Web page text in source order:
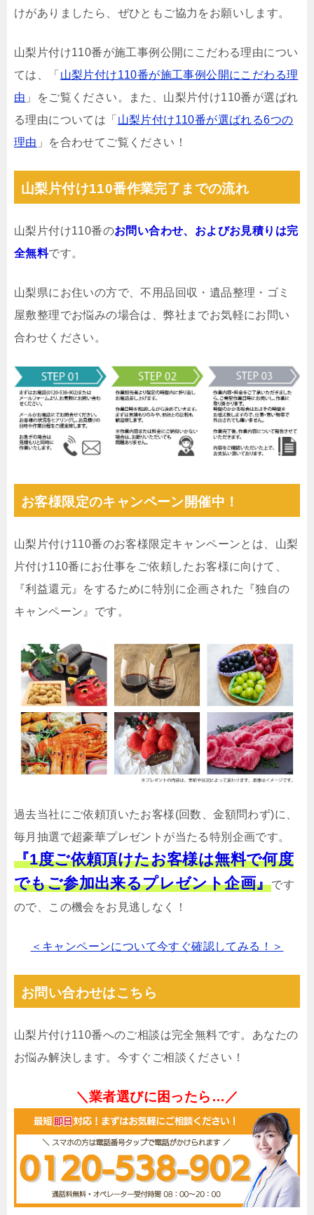
けがありましたら、ぜひともご協力をお願いします。
山梨片付け110番が施工事例公開にこだわる理由につい
ては、「 山梨片付け110番が施工事例公開にこだわる理
由 」をご覧ください。また、山梨片付け110番が選ばれ
る理由については「 山梨片付け110番が選ばれる6つの
理由 」を合わせてご覧ください！
山梨片付け110番作業完了までの流れ
山梨片付け110番のお問い合わせ、およびお見積りは完
全無料です。
山梨県にお住いの方で、不用品回収・遺品整理・ゴミ
屋敷整理でお悩みの場合は、弊社までお気軽にお問い
合わせください。
お客様限定のキャンペーン開催中！
山梨片付け110番のお客様限定キャンペーンとは、山梨
片付け110番にお仕事をご依頼したお客様に向けて、
『利益還元』をするために特別に企画された『独自の
キャンペーン』です。
過去当社にご依頼頂いたお客様(回数、金額問わず)に、
毎月抽選で超豪華プレゼントが当たる特別企画です。
『1度ご依頼頂けたお客様は無料で何度
でもご参加出来るプレゼント企画』です
ので、この機会をお見逃しなく！
＜キャンペーンについて今すぐ確認してみる！＞
お問い合わせはこちら
山梨片付け110番へのご相談は完全無料です。あなたの
お悩み解決します。今すぐご相談ください！
＼業者選びに困ったら…／